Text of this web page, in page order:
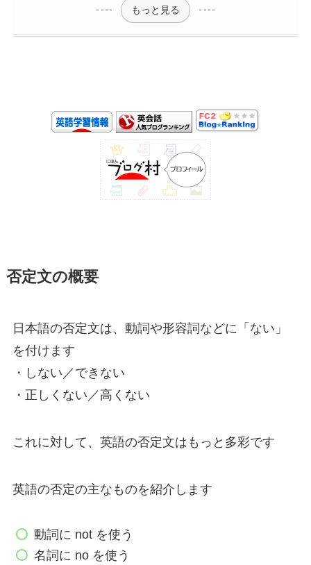
もっと見る
否定文の概要
日本語の否定文は、動詞や形容詞などに「ない」
を付けます
・しない／できない
・正しくない／高くない
これに対して、英語の否定文はもっと多彩です
英語の否定の主なものを紹介します
動詞に not を使う
名詞に no を使う